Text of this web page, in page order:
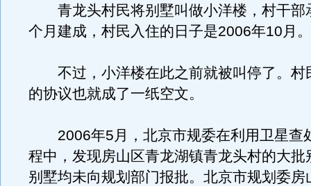
青龙头村民将别墅叫做小洋楼，村干部
个月建成，村民入住的日子是2006年10月。
不过，小洋楼在此之前就被叫停了。村
的协议也就成了一纸空文。
2006年5月，北京市规委在利用卫星查
程中，发现房山区青龙湖镇青龙头村的大批
别墅均未向规划部门报批。北京市规划委房